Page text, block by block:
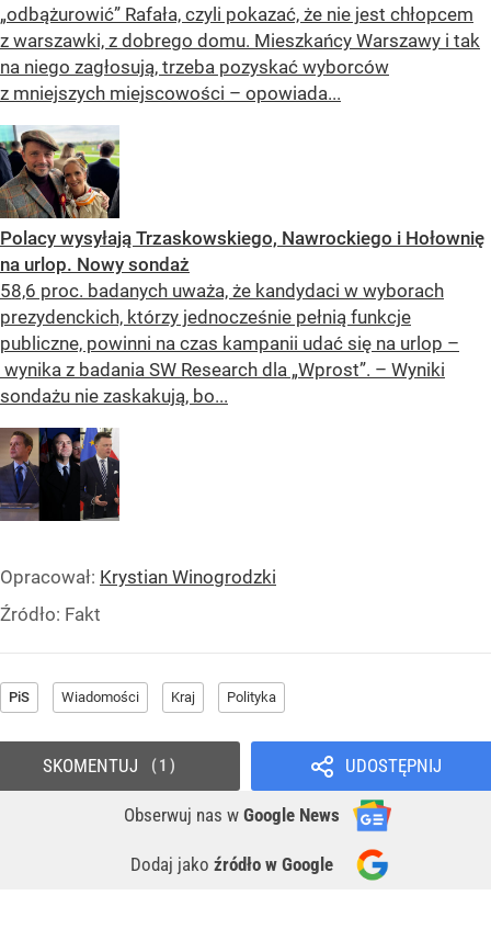
„odbążurowić” Rafała, czyli pokazać, że nie jest chłopcem
z warszawki, z dobrego domu. Mieszkańcy Warszawy i tak
na niego zagłosują, trzeba pozyskać wyborców
z mniejszych miejscowości – opowiada...
Polacy wysyłają Trzaskowskiego, Nawrockiego i Hołownię
na urlop. Nowy sondaż
58,6 proc. badanych uważa, że kandydaci w wyborach
prezydenckich, którzy jednocześnie pełnią funkcje
publiczne, powinni na czas kampanii udać się na urlop –
wynika z badania SW Research dla „Wprost”. – Wyniki
sondażu nie zaskakują, bo...
Opracował: Krystian Winogrodzki
Źródło: Fakt
PiS Wiadomości Kraj Polityka
UDOSTĘPNIJ
Obserwuj nas w Google News
Dodaj jako źródło w Google
SKOMENTUJ 1